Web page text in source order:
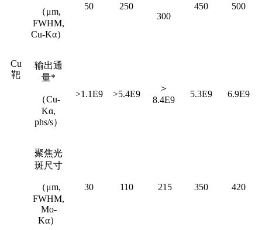
Cu
靶
（μm,
FWHM,
Cu-Kα）
50
250
300
450 500
输出通
量*
（Cu-
Kα,
phs/s）
>1.1E9 >5.4E9
＞
8.4E9
5.3E9 6.9E9
聚焦光
斑尺寸
（μm,
FWHM,
Mo-
Kα）
30 110 215 350 420